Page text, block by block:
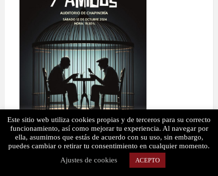
Sábado 12 de Octubre de 2024
Este sitio web utiliza cookies propias y de terceros para su correcto
funcionamiento, así como mejorar tu experiencia. Al navegar por
ella, asumimos que estás de acuerdo con su uso, sin embargo,
puedes cambiar o retirar tu consentimiento en cualquier momento.
Ajustes de cookies
ACEPTO